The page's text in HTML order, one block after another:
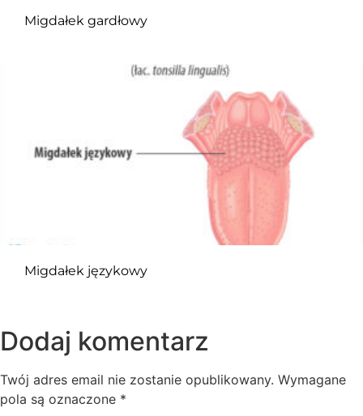
Migdałek gardłowy
Migdałek językowy
Dodaj komentarz
Twój adres email nie zostanie opublikowany. Wymagane
pola są oznaczone *